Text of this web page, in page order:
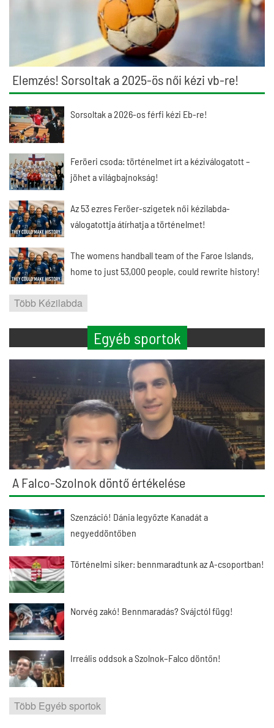
Elemzés! Sorsoltak a 2025-ös női kézi vb-re!
Sorsoltak a 2026-os férfi kézi Eb-re!
Feröeri csoda: történelmet írt a kéziválogatott –
jöhet a világbajnokság!
Az 53 ezres Feröer-szigetek női kézilabda-
válogatottja átírhatja a történelmet!
The womens handball team of the Faroe Islands,
home to just 53,000 people, could rewrite history!
Több Kézilabda
Egyéb sportok
A Falco-Szolnok döntő értékelése
Szenzáció! Dánia legyőzte Kanadát a
negyeddöntőben
Történelmi siker: bennmaradtunk az A-csoportban!
Norvég zakó! Bennmaradás? Svájctól függ!
Irreális oddsok a Szolnok–Falco döntőn!
Több Egyéb sportok